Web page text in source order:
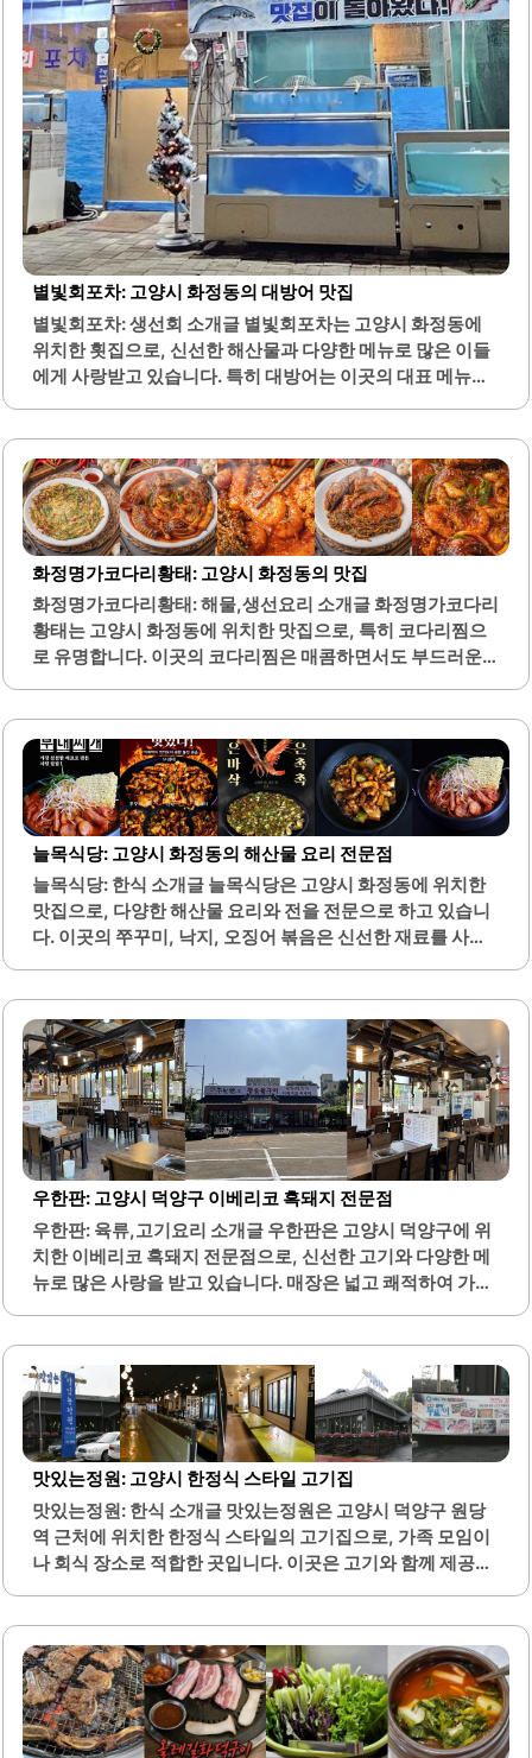
별빛회포차: 고양시 화정동의 대방어 맛집
별빛회포차: 생선회 소개글 별빛회포차는 고양시 화정동에
위치한 횟집으로, 신선한 해산물과 다양한 메뉴로 많은 이들
에게 사랑받고 있습니다. 특히 대방어는 이곳의 대표 메뉴로,
또한 만족스럽다는 의견이 많습니다.아늑한 분위기 속에서
식사를 즐길 수 있어 가족 단위 방문객들에게도 적합한 장소
입니다. 사장님의 친절한 서비스는 고객들에게 긍정적인 인
상을 주며, 편안한 식사 경험을 제공합니다. 별빛회포차는 다
양한 해산물 요리를 제공하여, 회를 좋아하는 이들에게 최적
의 선택이 될 것입니다.또한, 메뉴의 가격대가 합리적이어서
가성비를 중시하는 고객들에게도 인기가 높습니다. 이곳은
화정역 근처에 위치해 있어 접근성이 좋으며, 주차 공간도 마
련되어 있어 편리하게 방문할 수 있습니다. 고객들은 대방어
외에도 다양한..
화정명가코다리황태: 고양시 화정동의 맛집
화정명가코다리황태: 해물,생선요리 소개글 화정명가코다리
황태는 고양시 화정동에 위치한 맛집으로, 특히 코다리찜으
로 유명합니다. 이곳의 코다리찜은 매콤하면서도 부드러운
도를 높여줍니다.모든 반찬은 신선하고 정갈하게 준비되어
있으며, 잡채와 미역국 등은 특히 인기가 많습니다. 이곳은 가
족 단위 방문객이나 친구들과 함께하기 좋은 공간으로, 넉넉
한 양과 푸짐한 메뉴로 많은 이들에게 사랑받고 있습니다. 매
운맛을 선호하는 분들에게는 최적의 선택이 될 수 있으며, 양
념이 잘 배어 있어 입맛을 돋우는 데 효과적입니다.또한, 친절
한 서비스가 돋보이며, 방문객들은 항상 따뜻한 환대를 받습
니다. 이곳은 점심 메뉴도 다양하게 제공되어, 바쁜 일상 속에
서 간편하게 맛있는 한 끼를 즐기기에 적합합니다. 화정명가
코다리황태는 매번 방문할 때마다..
늘목식당: 고양시 화정동의 해산물 요리 전문점
늘목식당: 한식 소개글 늘목식당은 고양시 화정동에 위치한
맛집으로, 다양한 해산물 요리와 전을 전문으로 하고 있습니
다. 이곳의 쭈꾸미, 낙지, 오징어 볶음은 신선한 재료를 사용
이 뛰어나며, 많은 손님들에게 인기를 끌고 있습니다.늘목식
당에서는 세트 메뉴를 제공하여 다양한 요리를 한 번에 즐길
수 있는 편리함도 제공합니다. 이곳의 계란찜은 폭신한 식감
으로 에피타이저로 제공되며, 전과 볶음 세트는 가성비와 맛
모두에서 높은 평가를 받고 있습니다. 사장님은 친절하게 손
님을 맞이하며, 매장 내 분위기도 아늑하고 정감이 느껴집니
다.기본 반찬들도 정갈하게 제공되어, 밥과 함께 즐기기에 적
합합니다. 특히, 부대찌개와 닭도리탕은 매콤하면서도 깊은
맛이 있어 많은 손님들이..
우한판: 고양시 덕양구 이베리코 흑돼지 전문점
우한판: 육류,고기요리 소개글 우한판은 고양시 덕양구에 위
치한 이베리코 흑돼지 전문점으로, 신선한 고기와 다양한 메
뉴로 많은 사랑을 받고 있습니다. 매장은 넓고 쾌적하여 가족
이 풍부하고 고소한 맛이 특징입니다. 고기의 질이 뛰어나며,
손질이 깔끔하여 믿고 먹을 수 있습니다. 또한, 다양한 사이드
메뉴와 반찬이 제공되어 식사의 만족도를 높입니다.직원들
은 친절하게 응대하며, 고객의 편안한 식사를 위해 최선을 다
합니다. 우한판은 숯불에 구워진 고기를 제공하여 더욱 깊은
맛을 느낄 수 있습니다. 매장 내부는 청결하게 관리되며, 셀프
바에서 신선한 야채를 자유롭게 이용할 수 있습니다.이베리
코 고기 외에도 소고기 메뉴가 있어 다양한 선택이 가능합니
다. 가격대도 합리적이며, 가성비가..
맛있는정원: 고양시 한정식 스타일 고기집
맛있는정원: 한식 소개글 맛있는정원은 고양시 덕양구 원당
역 근처에 위치한 한정식 스타일의 고기집으로, 가족 모임이
나 회식 장소로 적합한 곳입니다. 이곳은 고기와 함께 제공되
여, 숯불에 구워내어 더욱 맛있습니다.반찬은 짜지 않고 맛이
조화로워, 건강한 식사를 원하는 분들에게 적합합니다. 또한,
온국수와 같은 면 요리도 제공되어, 식사의 다양성을 더합니
다. 맛있는정원은 주차 공간이 넉넉하여 방문이 편리하며, 직
원들의 친절한 서비스가 돋보입니다.이곳은 가족, 연인, 친구